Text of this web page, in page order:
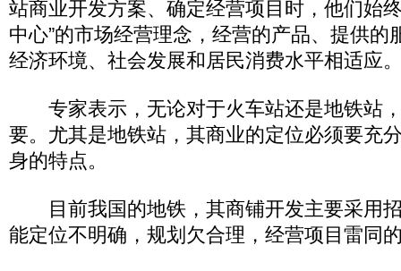
站商业开发方案、确定经营项目时，他们始
中心”的市场经营理念，经营的产品、提供的
经济环境、社会发展和居民消费水平相适应
专家表示，无论对于火车站还是地铁站
要。尤其是地铁站，其商业的定位必须要充
身的特点。
目前我国的地铁，其商铺开发主要采用
能定位不明确，规划欠合理，经营项目雷同